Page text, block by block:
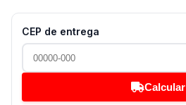
CEP de entrega
Calcular